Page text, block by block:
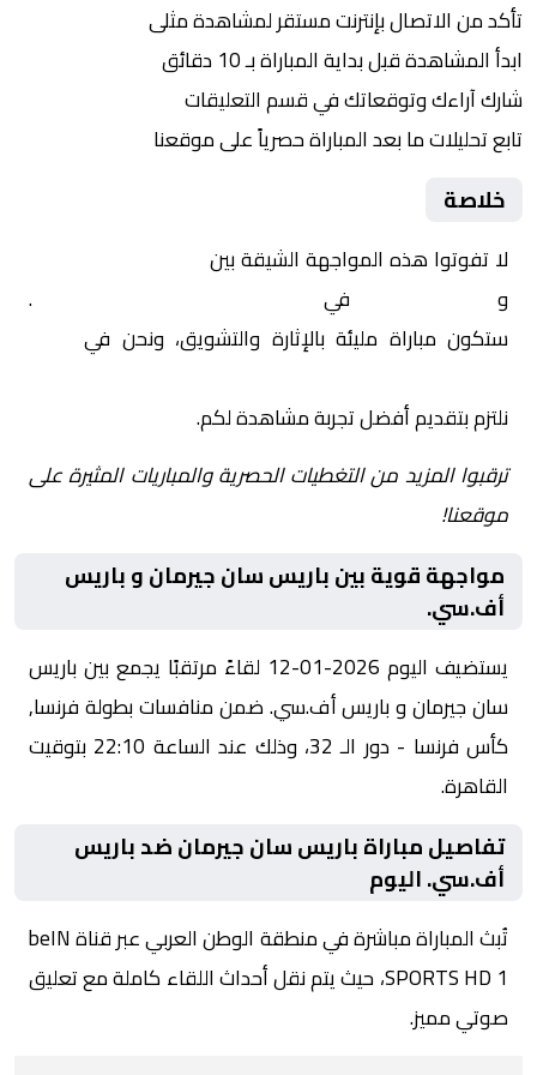
تأكد من الاتصال بإنترنت مستقر لمشاهدة مثلى
ابدأ المشاهدة قبل بداية المباراة بـ 10 دقائق
شارك آراءك وتوقعاتك في قسم التعليقات
تابع تحليلات ما بعد المباراة حصرياً على موقعنا
خلاصة
لا تفوتوا هذه المواجهة الشيقة بين
و
في
.
ستكون مباراة مليئة بالإثارة والتشويق، ونحن في
نلتزم بتقديم أفضل تجربة مشاهدة لكم.
ترقبوا المزيد من التغطيات الحصرية والمباريات المثيرة على
موقعنا!
مواجهة قوية بين باريس سان جيرمان و باريس
أف.سي.
يستضيف اليوم 2026-01-12 لقاءً مرتقبًا يجمع بين باريس
سان جيرمان و باريس أف.سي. ضمن منافسات بطولة فرنسا,
كأس فرنسا - دور الـ 32، وذلك عند الساعة 22:10 بتوقيت
القاهرة.
تفاصيل مباراة باريس سان جيرمان ضد باريس
أف.سي. اليوم
تُبث المباراة مباشرة في منطقة الوطن العربي عبر قناة beIN
SPORTS HD 1، حيث يتم نقل أحداث اللقاء كاملة مع تعليق
صوتي مميز.